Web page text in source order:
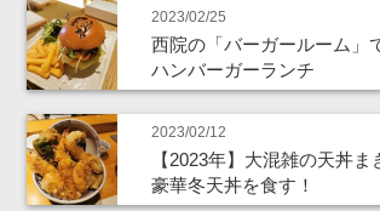
2023/02/25
西院の「バーガールーム」
ハンバーガーランチ
2023/02/12
【2023年】大混雑の天丼
豪華冬天丼を食す！